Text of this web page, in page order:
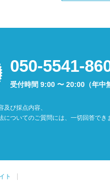
050-5541-
受付時間 9:00 〜 20:00（年中
及び採点内容、
についてのご質問には、一切回答でき
ト